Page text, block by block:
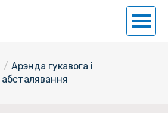
/ Арэнда гукавога і